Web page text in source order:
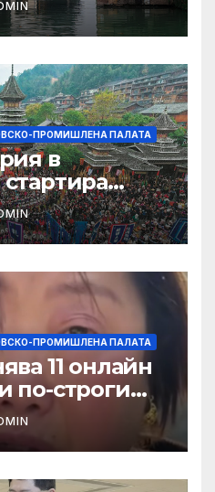
ПРОМИШЛЕНА ПАЛАТА
в
ПРОМИШЛЕНА ПАЛАТА
11 онлайн
по-строги
на